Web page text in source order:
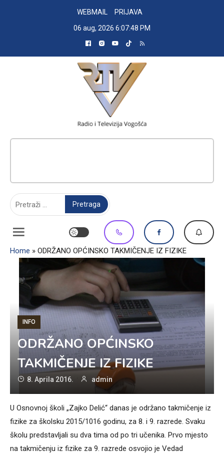
WEBMAIL
PRIJAVA
06 aug, 2026 6:07:49 PM
Home » ODRŽANO OPĆINSKO TAKMIČENJE IZ FIZIKE
INFO
ODRŽANO OPĆINSKO
TAKMIČENJE IZ FIZIKE
8. Aprila 2016. admin
U Osnovnoj školi „Zajko Delić“ danas je održano takmičenje iz
fizike za školsku 2015/1016 godinu, za 8. i 9. razrede. Svaku
školu predstavljali su dva tima od po tri učenika. Prvo mjesto
na takmičenju iz fizike za 9. razrede osvojio je Vedad